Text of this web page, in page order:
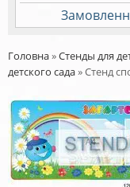
Головна»Стенды для
детского сада»Стенд